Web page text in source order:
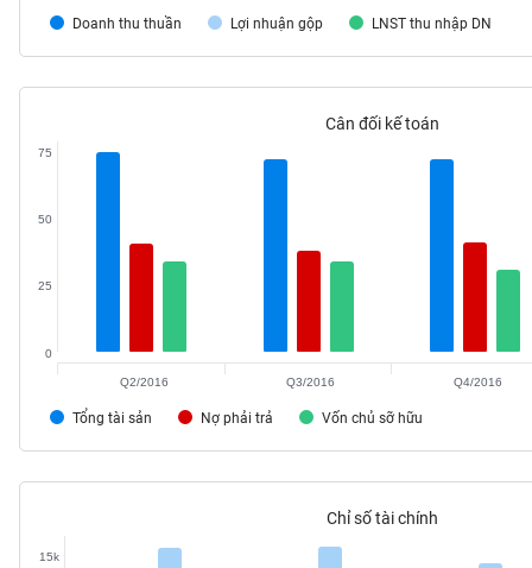
Doanh thu thuần Lợi nhuận gộp LNST thu nhập DN
Cân đối kế toán
Tổng tài sản Nợ phải trả Vốn chủ sỡ hữu
0
25
50
75
Q2/2016 Q3/2016 Q4/2016
Chỉ số tài chính
15k
NGHIỆP
TIÊU
THIẾT
TIÊU
THIẾT
CHĂM